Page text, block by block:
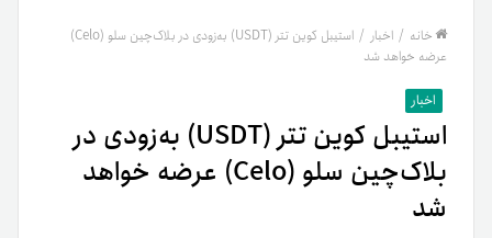
خانه / اخبار /
استیبل کوین تتر (USDT) به‌زودی در بلاک‌چین سلو (Celo)
عرضه خواهد شد
اخبار
استیبل کوین تتر (USDT) به‌زودی در
بلاک‌چین سلو (Celo) عرضه خواهد
شد